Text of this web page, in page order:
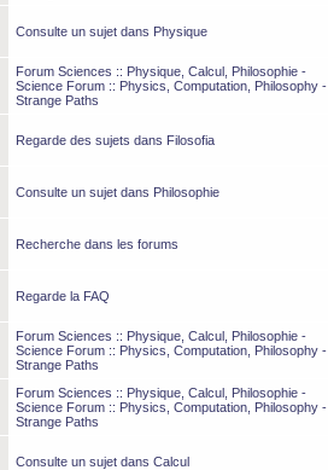
Consulte un sujet dans Physique
Forum Sciences :: Physique, Calcul, Philosophie -
Science Forum :: Physics, Computation, Philosophy -
Strange Paths
Regarde des sujets dans Filosofia
Consulte un sujet dans Philosophie
Recherche dans les forums
Regarde la FAQ
Forum Sciences :: Physique, Calcul, Philosophie -
Science Forum :: Physics, Computation, Philosophy -
Strange Paths
Forum Sciences :: Physique, Calcul, Philosophie -
Science Forum :: Physics, Computation, Philosophy -
Strange Paths
Consulte un sujet dans Calcul